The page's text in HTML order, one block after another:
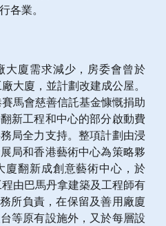
各業。
大廈需求減少，房委會曾於
大廈，並計劃改建成公屋。
馬會慈善信託基金慷慨捐助
新工程和中心的部分啟動費
局全力支持。整項計劃由浸
局和香港藝術中心為策略夥
廈翻新成創意藝術中心，於
由巴馬丹拿建築及工程師有
所負責，在保留及善用廠廈
等原有設施外，又於每層設